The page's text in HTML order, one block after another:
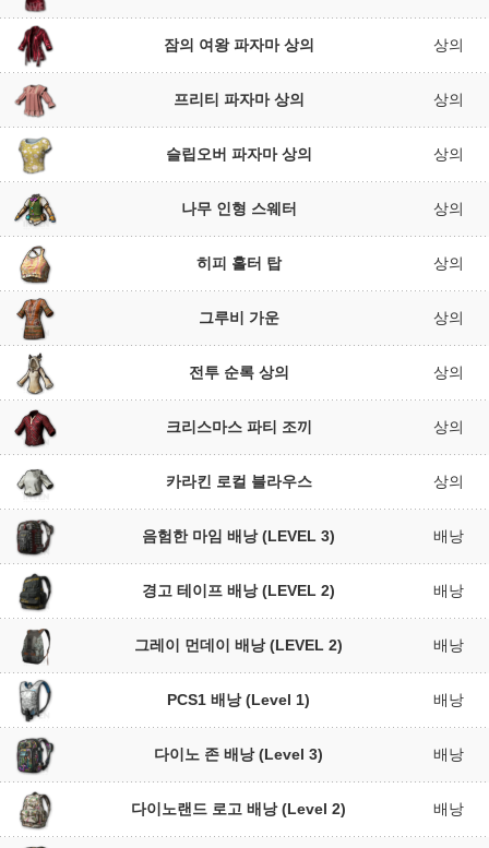
잠의 여왕 파자마 상의 상의
프리티 파자마 상의 상의
슬립오버 파자마 상의 상의
나무 인형 스웨터 상의
히피 홀터 탑 상의
그루비 가운 상의
전투 순록 상의 상의
크리스마스 파티 조끼 상의
카라킨 로컬 블라우스 상의
음험한 마임 배낭 (LEVEL 3) 배낭
경고 테이프 배낭 (LEVEL 2) 배낭
그레이 먼데이 배낭 (LEVEL 2) 배낭
PCS1 배낭 (Level 1) 배낭
다이노 존 배낭 (Level 3) 배낭
다이노랜드 로고 배낭 (Level 2) 배낭